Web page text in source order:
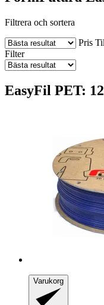
Filtrera och sortera
Pris
Filter
EasyFil PET:
Varukorg